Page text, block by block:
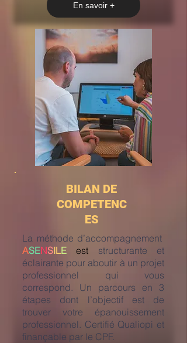
En savoir +
BILAN DE
COMPETENC
ES
La méthode d’accompagnement
ASENSILE est
structurante et
éclairante pour aboutir à un projet
professionnel qui vous
correspond. Un parcours en 3
étapes dont l’objectif est de
trouver votre épanouissement
professionnel. Certifié Qualiopi et
finançable par le CPF.